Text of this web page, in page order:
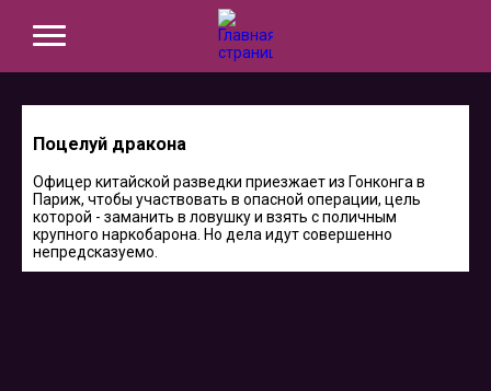
Поцелуй дракона
Офицер китайской разведки приезжает из Гонконга в
Париж, чтобы участвовать в опасной операции, цель
которой - заманить в ловушку и взять с поличным
крупного наркобарона. Но дела идут совершенно
непредсказуемо.